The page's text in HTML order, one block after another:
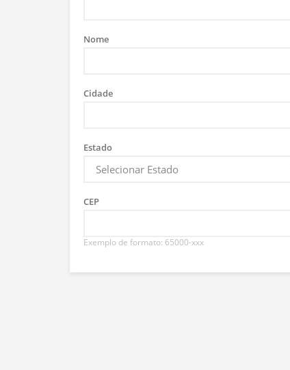
Nome
Cidade
Estado
CEP
Exemplo de formato: 65000-xxx